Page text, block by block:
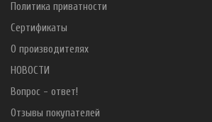
Политика приватности
Сертификаты
О производителях
НОВОСТИ
Вопрос - ответ!
Отзывы покупателей